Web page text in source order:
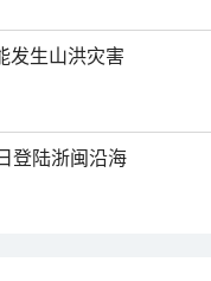
发生山洪灾害
登陆浙闽沿海